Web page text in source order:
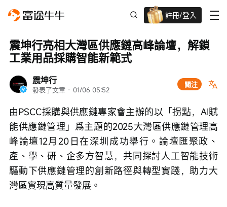
註冊/登入
迎新驚喜賞 股票/BTC等任你揀!
震坤行
發表了文章 · 01/06 05:52
關注
震坤行亮相大灣區供應鏈高峰論壇，解鎖
工業用品採購智能新範式
由PSCC採購與供應鏈專家會主辦的以「拐點，AI賦
能供應鏈管理」爲主題的2025大灣區供應鏈管理高
峰論壇12月20日在深圳成功舉行。論壇匯聚政、
產、學、研、企多方智慧，共同探討人工智能技術
驅動下供應鏈管理的創新路徑與轉型實踐，助力大
灣區實現高質量發展。